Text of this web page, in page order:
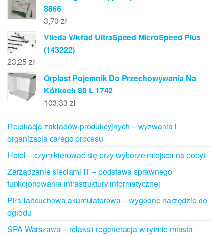
8866
3,70 zł
Vileda Wkład UltraSpeed MicroSpeed Plus
(143222)
23,25 zł
Orplast Pojemnik Do Przechowywania Na
Kółkach 80 L 1742
103,33 zł
Relokacja zakładów produkcyjnych – wyzwania i
organizacja całego procesu
Hotel – czym kierować się przy wyborze miejsca na pobyt
Zarządzanie sieciami IT – podstawa sprawnego
funkcjonowania infrastruktury informatycznej
Piła łańcuchowa akumulatorowa – wygodne narzędzie do
ogrodu
SPA Warszawa – relaks i regeneracja w rytmie miasta